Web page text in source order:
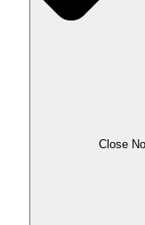
Close